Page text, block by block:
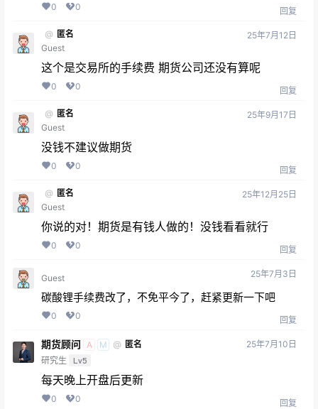
0 0 回复
@ 匿名
Guest
25年7月12日
这个是交易所的手续费 期货公司还没有算呢
0 0 回复
@ 匿名
Guest
25年9月17日
没钱不建议做期货
0 0 回复
@ 匿名
Guest
25年12月25日
你说的对！期货是有钱人做的！没钱看看就行
0 0 回复
Guest 25年7月3日
碳酸锂手续费改了，不免平今了，赶紧更新一下吧
0 0 回复
期货顾问 A M @ 匿名
研究生
Lv5
25年7月10日
每天晚上开盘后更新
0 0 回复